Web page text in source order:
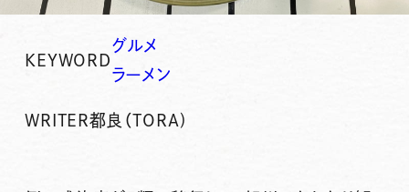
KEYWORD
グルメ
ラーメン
WRITER都良（TORA)